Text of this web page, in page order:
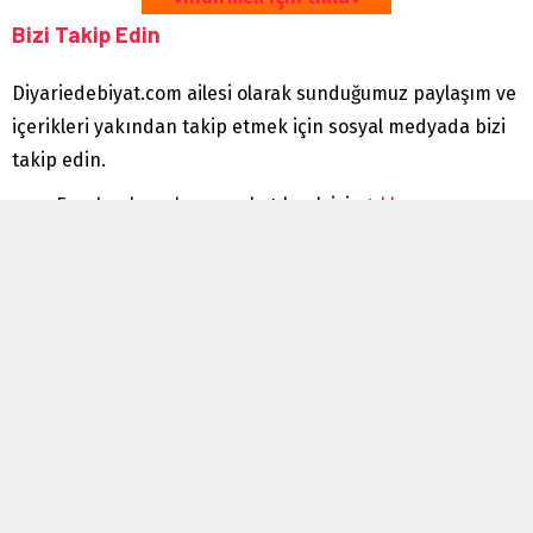
Bizi Takip Edin
Diyariedebiyat.com ailesi olarak sunduğumuz paylaşım ve
içerikleri yakından takip etmek için sosyal medyada bizi
takip edin.
Facebook grubumuza katılmak için
tıklayınız.